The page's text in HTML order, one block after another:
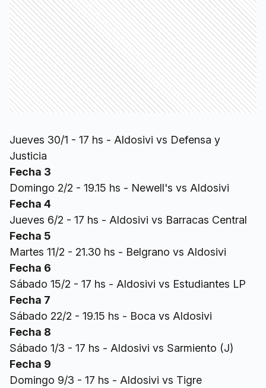
Jueves 30/1 - 17 hs - Aldosivi vs Defensa y
Justicia
Fecha 3
Domingo 2/2 - 19.15 hs - Newell's vs Aldosivi
Fecha 4
Jueves 6/2 - 17 hs - Aldosivi vs Barracas Central
Fecha 5
Martes 11/2 - 21.30 hs - Belgrano vs Aldosivi
Fecha 6
Sábado 15/2 - 17 hs - Aldosivi vs Estudiantes LP
Fecha 7
Sábado 22/2 - 19.15 hs - Boca vs Aldosivi
Fecha 8
Sábado 1/3 - 17 hs - Aldosivi vs Sarmiento (J)
Fecha 9
Domingo 9/3 - 17 hs - Aldosivi vs Tigre